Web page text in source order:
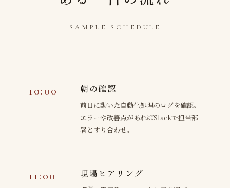
SAMPLE SCHEDULE
10:00 朝の確認
前日に動いた自動化処理のログを確認。
エラーや改善点があればSlackで担当部
署とすり合わせ。
11:00 現場ヒアリング